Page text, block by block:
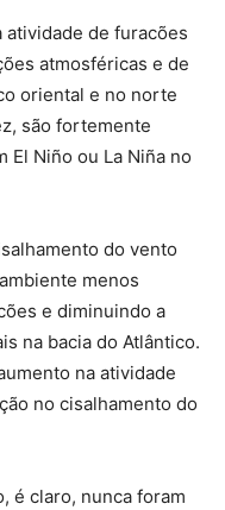
atividade de furacões
atmosféricas e de
oriental e no norte
são fortemente
El Niño ou La Niña no
do vento
menos
e diminuindo a
na bacia do Atlântico.
na atividade
no cisalhamento do
é claro, nunca foram